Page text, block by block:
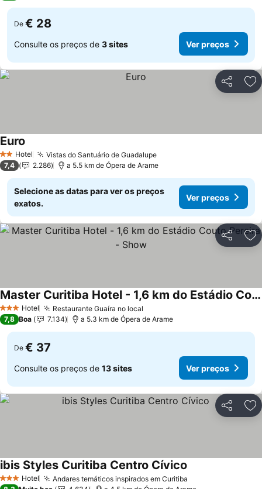
De € 28
Consulte os preços de 3 sites Ver preços
Partilhar
2 Estrelas
Hotel Vistas do Santuário de Guadalupe
Euro
7,4 2.286 a 5.5 km de Ópera de Arame
Selecione as datas para ver os preços
exatos.
Ver preços
Partilhar
3 EstrelasHotel Restaurante Guaíra no local
Master Curitiba Hotel - 1,6 km do Estádio Couto Pereira - Show
7,8 Boa 7.134 a 5.3 km de Ópera de Arame
De € 37
Consulte os preços de 13 sites Ver preços
Partilhar
3 EstrelasHotel Andares temáticos inspirados em Curitiba
ibis Styles Curitiba Centro Cívico